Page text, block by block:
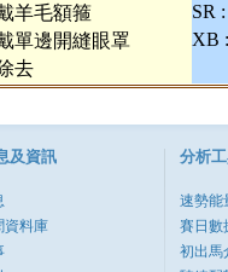
羊毛額箍
SR :
單邊開縫眼罩
XB :
去
及資訊
資料庫
分析
速勢能
賽日數
初出馬